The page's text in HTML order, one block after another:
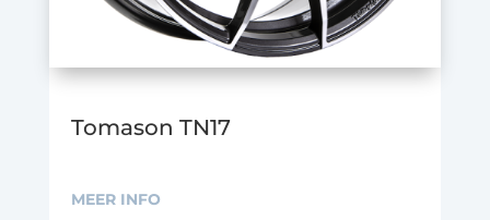
Tomason TN17
MEER INFO